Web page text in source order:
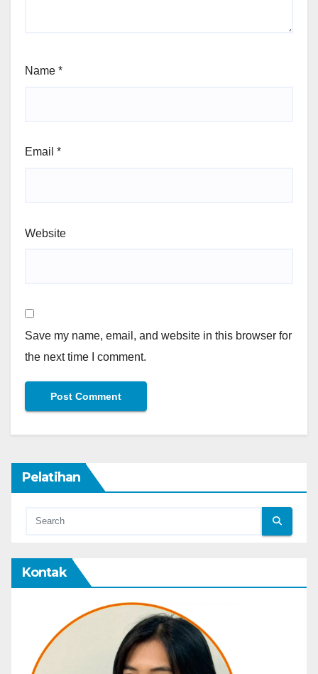
Name *
Email *
Website
Save my name, email, and website in this browser for
the next time I comment.
Pelatihan
Kontak